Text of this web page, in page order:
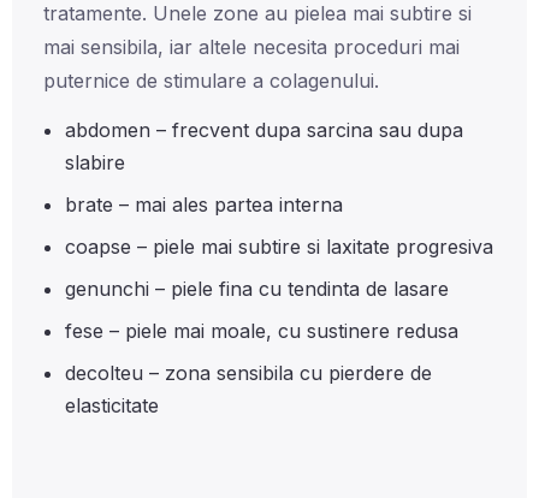
tratamente. Unele zone au pielea mai subtire si
mai sensibila, iar altele necesita proceduri mai
puternice de stimulare a colagenului.
abdomen – frecvent dupa sarcina sau dupa
slabire
brate – mai ales partea interna
coapse – piele mai subtire si laxitate progresiva
genunchi – piele fina cu tendinta de lasare
fese – piele mai moale, cu sustinere redusa
decolteu – zona sensibila cu pierdere de
elasticitate